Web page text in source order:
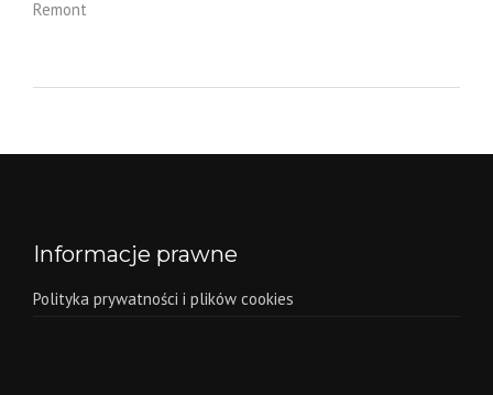
Remont
Informacje prawne
Polityka prywatności i plików cookies